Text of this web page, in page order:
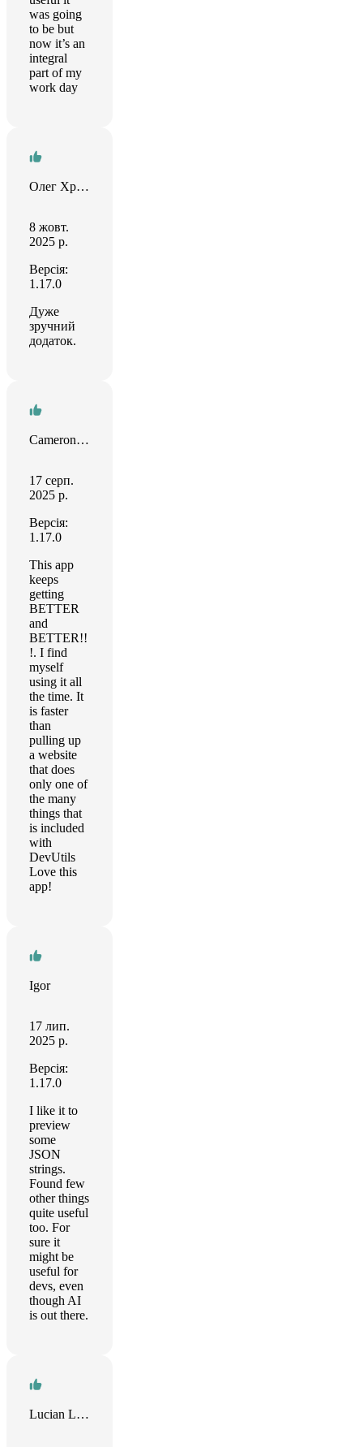
was going
to be but
now it’s an
integral
part of my
work day
Олег Хрокало
8 жовт.
2025 р.
Версія:
1.17.0
Дуже
зручний
додаток.
Cameron Watson
17 серп.
2025 р.
Версія:
1.17.0
This app
keeps
getting
BETTER
and
BETTER!!
!. I find
myself
using it all
the time. It
is faster
than
pulling up
a website
that does
only one of
the many
things that
is included
with
DevUtils
Love this
app!
Igor
17 лип.
2025 р.
Версія:
1.17.0
I like it to
preview
some
JSON
strings.
Found few
other things
quite useful
too. For
sure it
might be
useful for
devs, even
though AI
is out there.
Lucian Lature